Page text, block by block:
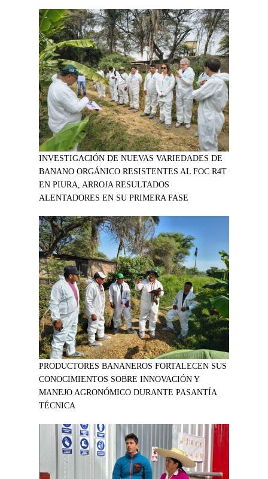
INVESTIGACIÓN DE NUEVAS VARIEDADES DE
BANANO ORGÁNICO RESISTENTES AL FOC R4T
EN PIURA, ARROJA RESULTADOS
ALENTADORES EN SU PRIMERA FASE
PRODUCTORES BANANEROS FORTALECEN SUS
CONOCIMIENTOS SOBRE INNOVACIÓN Y
MANEJO AGRONÓMICO DURANTE PASANTÍA
TÉCNICA